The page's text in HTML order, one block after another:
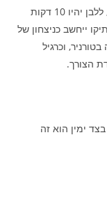
ארמגדון בו הצבעים יהיו זהים למשחק הקלאסי, ללבן יהיו 10 דקות
ייחשב כניצחון של
בטורניר, וכרגיל
הצורך.
השחקן בצד ימין הוא זה